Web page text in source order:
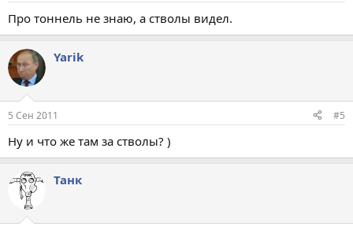
Про тоннель не знаю, а стволы видел.
Yarik
5 Сен 2011 #5
Ну и что же там за стволы? )
Танк